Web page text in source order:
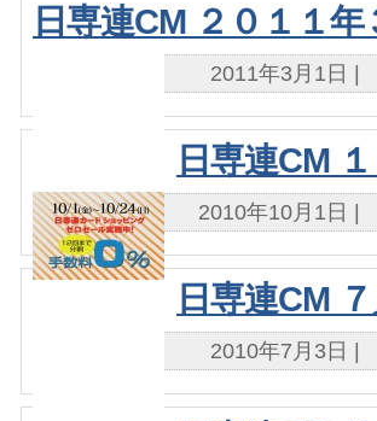
日専連CM ２０１１
2011年3月1日
日専連CM
2010年10月1日
日専連CM
2010年7月3日